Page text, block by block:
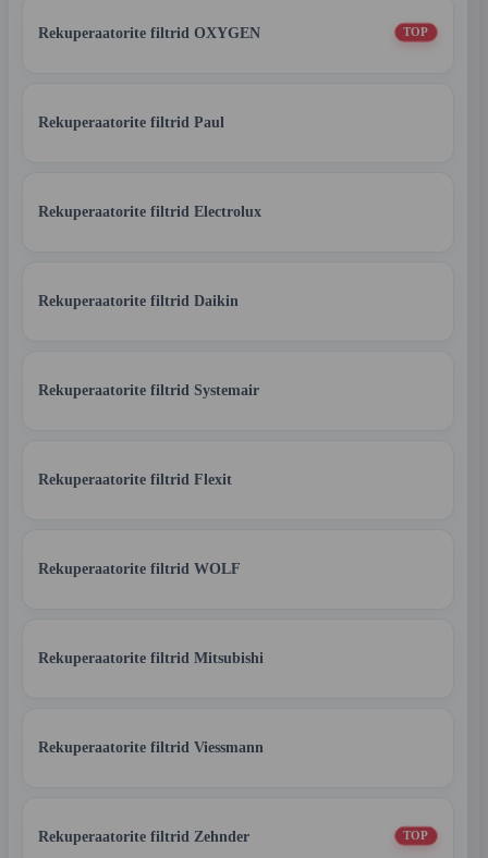
Rekuperaatorite filtrid OXYGEN TOP
Rekuperaatorite filtrid Paul
Rekuperaatorite filtrid Electrolux
Rekuperaatorite filtrid Daikin
Rekuperaatorite filtrid Systemair
Rekuperaatorite filtrid Flexit
Rekuperaatorite filtrid WOLF
Rekuperaatorite filtrid Mitsubishi
Rekuperaatorite filtrid Viessmann
Rekuperaatorite filtrid Zehnder TOP